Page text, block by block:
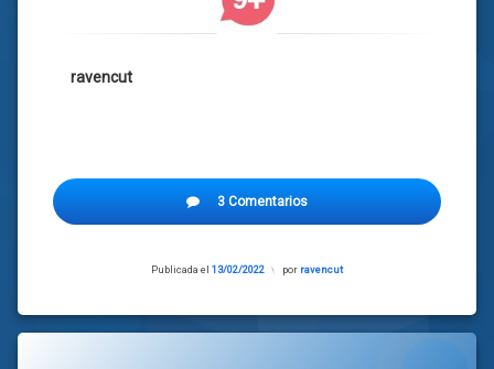
ravencut
3 Comentarios
Publicada el 13/02/2022
Actualizado
por ravencut